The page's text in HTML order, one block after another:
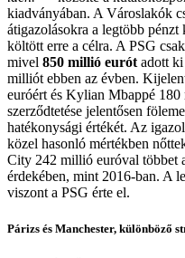
kiadványában. A Városlakók
átigazolásokra a legtöbb
költött erre a célra. A PSG
mivel 850 millió eurót adott
milliót ebben az évben.
euróért és Kylian Mbappé
szerződtetése jelentősen
hatékonysági értékét. Az
közel hasonló mértékben
City 242 millió euróval többet
érdekében, mint 2016-ban. A
viszont a PSG érte el.
Párizs és Manchester, különböző